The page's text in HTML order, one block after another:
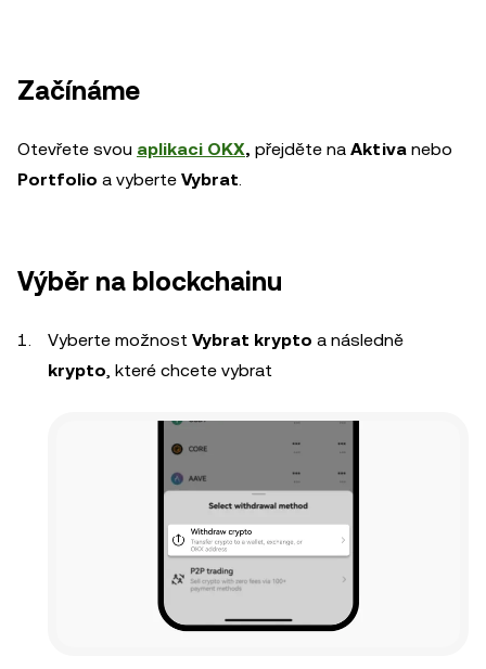
Začínáme
Otevřete svou aplikaci OKX, přejděte na Aktiva nebo
Portfolio a vyberte Vybrat.
Výběr na blockchainu
Vyberte možnost Vybrat krypto a následně
krypto, které chcete vybrat